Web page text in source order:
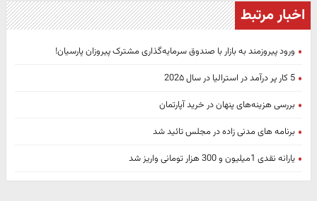
اخبار مرتبط
ورود پیروزمند به بازار با صندوق سرمایه‌گذاری مشترک پیروزان پارسیان!
5 کار پر درآمد در استرالیا در سال 202۵
بررسی هزینه‌های پنهان در خرید آپارتمان
برنامه های مدنی زاده در مجلس تائید شد
یارانه نقدی 1میلیون و 300 هزار تومانی واریز شد